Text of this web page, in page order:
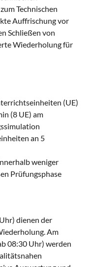
Technischen
Auffrischung vor
Schließen von
Wiederholung für
(UE)
(8 UE) am
an 5
weniger
Prüfungsphase
dienen der
Am
08:30 Uhr) werden